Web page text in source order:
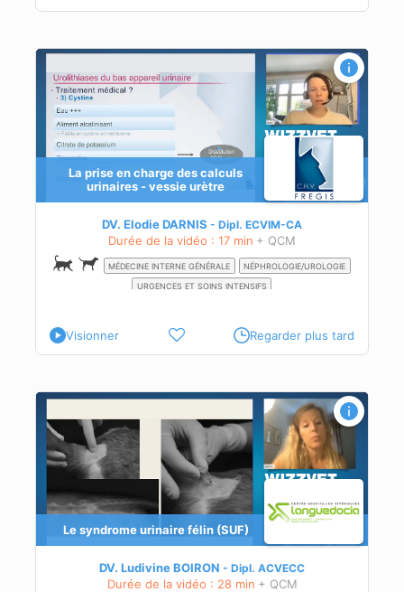
La prise en charge des calculs
urinaires - vessie urètre
DV. Elodie DARNIS Dipl. ECVIM-CA
Durée de la vidéo : 17 min + QCM
MÉDECINE INTERNE GÉNÉRALE
NÉPHROLOGIE/UROLOGIE
URGENCES ET SOINS INTENSIFS
Visionner Regarder plus tard
Le syndrome urinaire félin (SUF)
DV. Ludivine BOIRON Dipl. ACVECC
Durée de la vidéo : 28 min + QCM